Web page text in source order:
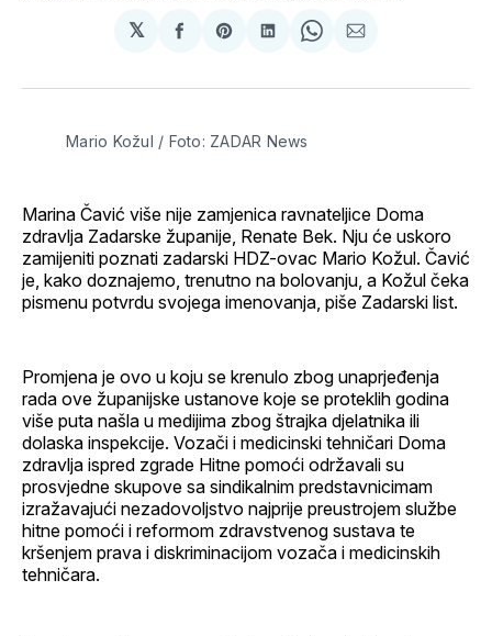
𝕏
podijeliSharepodijeliSharepodijeli
Mario Kožul / Foto: ZADAR News
Marina Čavić više nije zamjenica ravnateljice Doma
zdravlja Zadarske županije, Renate Bek. Nju će uskoro
zamijeniti poznati zadarski HDZ-ovac Mario Kožul. Čavić
je, kako doznajemo, trenutno na bolovanju, a Kožul čeka
pismenu potvrdu svojega imenovanja, piše Zadarski list.
Promjena je ovo u koju se krenulo zbog unaprjeđenja
rada ove županijske ustanove koje se proteklih godina
više puta našla u medijima zbog štrajka djelatnika ili
dolaska inspekcije. Vozači i medicinski tehničari Doma
zdravlja ispred zgrade Hitne pomoći održavali su
prosvjedne skupove sa sindikalnim predstavnicimam
izražavajući nezadovoljstvo najprije preustrojem službe
hitne pomoći i reformom zdravstvenog sustava te
kršenjem prava i diskriminacijom vozača i medicinskih
tehničara.